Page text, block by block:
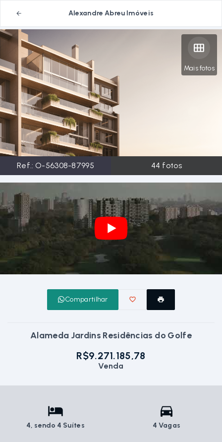
Alexandre Abreu Imóveis
Mais fotos
Ref.:O-56308-87995 44 fotos
Compartilhar
Alameda Jardins Residências do Golfe
R$9.271.185,78
Venda
4, sendo 4 Suítes 4 Vagas